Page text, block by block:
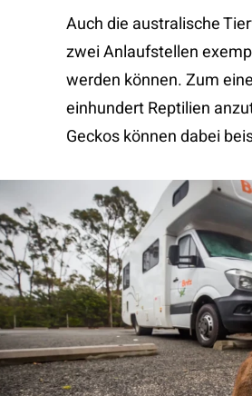
Auch die australische
zwei Anlaufstellen
werden können. Zum
einhundert Reptilien
Geckos können dabei